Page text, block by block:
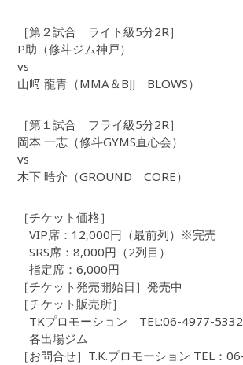
［第２試合 ライト級5分2R］
P助（修斗ジム神戸）
vs
山﨑 龍青（MMA＆BJJ BLOWS）
［第１試合 フライ級5分2R］
岡本 一志（修斗GYMS直心会）
vs
木下 晧介（GROUND CORE）
［チケット価格］
VIP席：12,000円（最前列）※完売
SRS席：8,000円（2列目）
指定席：6,000円
［チケット発売開始日］発売中
［チケット販売所］
TKプロモーション TEL:06-4977-5332
各出場ジム
［お問合せ］T.K.プロモーション TEL：